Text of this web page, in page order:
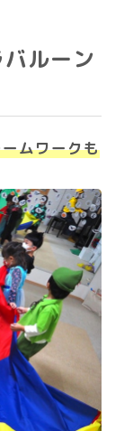
ルーン
ムワークも